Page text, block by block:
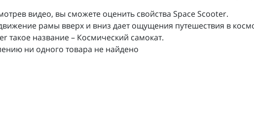
видео, вы сможете оценить свойства Space Scooter.
рамы вверх и вниз дает ощущения путешествия в
такое название – Космический самокат.
ни одного товара не найдено